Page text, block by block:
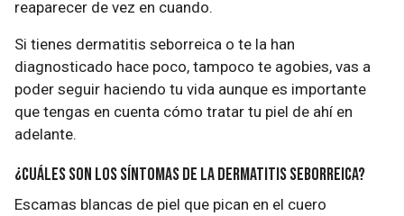
reaparecer de vez en cuando.
Si tienes dermatitis seborreica o te la han
diagnosticado hace poco, tampoco te agobies, vas a
poder seguir haciendo tu vida aunque es importante
que tengas en cuenta cómo tratar tu piel de ahí en
adelante.
¿Cuáles son los síntomas de la dermatitis seborreica?
Escamas blancas de piel que pican en el cuero